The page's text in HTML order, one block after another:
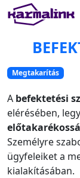
Main
Navigation
Megtakarítás
A befektetési
elérésében,
Személyre
ügyfeleiket a
kialakításában.